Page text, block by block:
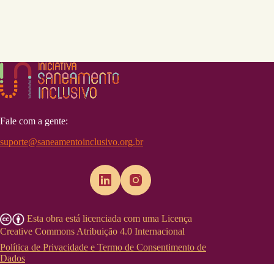
Fale com a gente:
suporte@saneamentoinclusivo.org.br
Esta obra está licenciada com uma Licença
Creative Commons Atribuição 4.0 Internacional
Política de Privacidade e Termo de Consentimento de
Dados